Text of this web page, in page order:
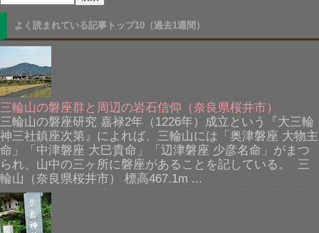
よく読まれている記事トップ10（過去1週間）
三輪山の磐座群と周辺の岩石信仰（奈良県桜井市）
三輪山の磐座研究 嘉禄2年（1226年）成立という『大三輪
神三社鎮座次第』によれば、三輪山には「奥津磐座 大物主
命」「中津磐座 大巳貴命」「辺津磐座 少彦名命」がまつ
られ、山中の三ヶ所に磐座があることを記している。 三
輪山（奈良県桜井市） 標高467.1m ...